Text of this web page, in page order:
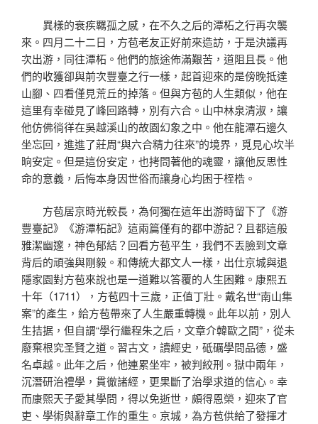
異樣的衰疾羈孤之感，在不久之后的潭柘之行再次襲
來。四月二十二日，方苞老友正好前來造訪，于是決議再
次出游，同往潭柘。他們的旅途佈滿艱苦，道阻且長。他
們的收獲卻與前次豐臺之行一樣，起首迎來的是傍晚抵達
山腳、四看僅見荒丘的掉落。但與方苞的人生類似，他在
這里有幸碰見了峰回路轉，別有六合。山中林泉清淑，讓
他仿佛徜徉在吳越溪山的故園幻象之中。他在龍潭石邊久
坐忘回，進進了莊周“與六合精力往來”的境界，覓見心坎半
晌安定。但是這份安定，也拷問著他的魂靈，讓他反思性
命的意義，后悔本身因世俗而讓身心均困于桎梏。
方苞居京時光較長，為何獨在這年出游時留下了《游
豐臺記》《游潭柘記》這兩篇僅有的都中游記？且都這般
雅潔幽邃，神色郁結？回看方苞平生，我們不丟臉到文章
背后的頑強與剛毅。和傳統大都文人一樣，出仕京城與退
隱家園對方苞來說也是一道難以答覆的人生困難。康熙五
十年（1711），方苞四十三歲，正值丁壯。戴名世“南山集
案”的產生，給方苞帶來了人生嚴重轉機。此年以前，別人
生拮据，但自謂“學行繼程朱之后，文章介韓歐之間”，從未
廢棄根究圣賢之道。習古文，讀經史，砥礪學問品德，盛
名卓越。此年之后，他連累坐牢，被判絞刑。獄中兩年，
沉潛研治禮學，貫徹諸經，更果斷了治學求道的信心。幸
而康熙天子愛其學問，得以免逝世，頗得恩榮，迎來了官
吏、學術與辭章工作的重生。京城，為方苞供給了發揮才